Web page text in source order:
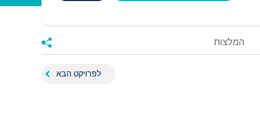
המלצות
לפרויקט הבא